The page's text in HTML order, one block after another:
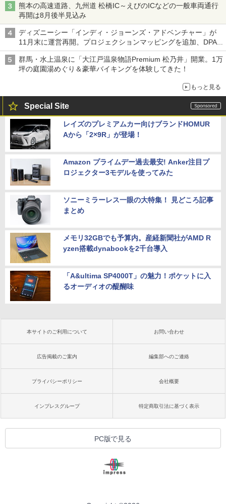
熊本の高速道路、九州道 松橋IC～えびのICなどの一般車両通行
再開は8月後半見込み
ディズニーシー「インディ・ジョーンズ・アドベンチャー」が
11月末に運営再開。プロジェクションマッピングを追加、DPA
は1500円
群馬・水上温泉に「大江戸温泉物語Premium 松乃井」開業。1万
坪の庭園湯めぐり＆豪華バイキングを体験してきた！
もっと見る
Special Site
レイズのプレミアムカー向けブランドHOMUR
Aから「2×9R」が登場！
Amazon プライムデー過去最安! Anker注目プ
ロジェクター3モデルを使ってみた
ソニーミラーレス一眼の大特集！ 見どころ記事
まとめ
メモリ32GBでも予算内。産経新聞社がAMD R
yzen搭載dynabookを2千台導入
「A&ultima SP4000T」の魅力！ポケットに入
るオーディオの醍醐味
本サイトのご利用について お問い合わせ
広告掲載のご案内 編集部へのご連絡
プライバシーポリシー 会社概要
インプレスグループ 特定商取引法に基づく表示
PC版で見る